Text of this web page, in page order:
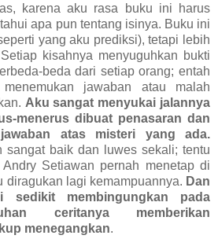
karena aku rasa buku ini harus
apa pun tentang isinya. Buku ini
yang aku prediksi), tetapi lebih
kisahnya menyuguhkan bukti
beda dari setiap orang; entah
jawaban atau malah
Aku sangat menyukai jalannya
menerus dibuat penasaran dan
atas misteri yang ada.
sangat baik dan luwes sekali; tentu
Setiawan pernah menetap di
diragukan lagi kemampuannya. Dan
sedikit membingungkan pada
ceritanya memberikan
menegangkan.